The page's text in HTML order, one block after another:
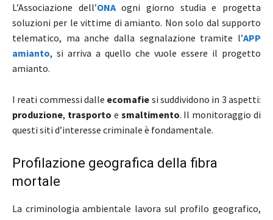
L’Associazione dell’ONAogni giorno studia e progetta
soluzioni per le vittime di amianto. Non solo dal supporto
telematico, ma anche dalla segnalazione tramite l’APP
amianto, si arriva a quello che vuole essere il progetto
amianto.
I reati commessi dalle ecomafie si suddividono in 3 aspetti:
produzione, trasporto e smaltimento. Il monitoraggio di
questi siti d’interesse criminale è fondamentale.
Profilazione geografica della fibra
mortale
La criminologia ambientale lavora sul profilo geografico,